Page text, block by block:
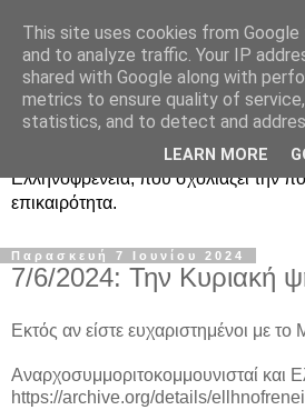
Ραδιοφωνική
Ελληνοφρένεια
Η γνωστή ραδιοφωνική εκπομπή
Ελληνοφρένεια, που σχολιάζει την
επικαιρότητα.
Παρασκευή 7 Ιουνίου 2024
7/6/2024: Την Κυριακή
Εκτός αν είστε ευχαριστημένοι με το
Αναρχοσυμμοριτοκομμουνισταί και
https://archive.org/details/
This site uses cookies from
and to analyze traffic. Your IP
shared with Google along with
metrics to ensure quality of
statistics, and to detect and
LEARN MORE